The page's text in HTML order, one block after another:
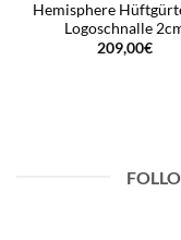
Hemisphere
Logoschnalle
209,00€